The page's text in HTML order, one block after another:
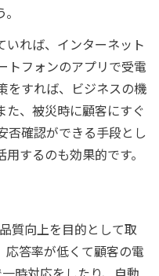
いれば、インターネット
トフォンのアプリで受電
をすれば、ビジネスの機
た、被災時に顧客にすぐ
否確認ができる手段とし
するのも効果的です。
質向上を目的として取
応答率が低くて顧客の電